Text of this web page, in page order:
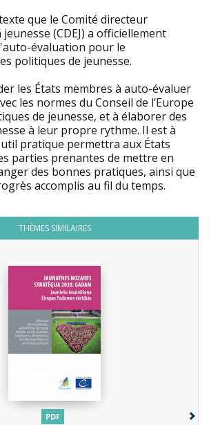
que le Comité directeur
(CDEJ) a officiellement
évaluation pour le
politiques de jeunesse.
les États membres à auto-évaluer
les normes du Conseil de l’Europe
de jeunesse, et à élaborer des
à leur propre rythme. Il est à
pratique permettra aux États
parties prenantes de mettre en
des bonnes pratiques, ainsi que
accomplis au fil du temps.
THÈMES SIMILAIRES
PDF